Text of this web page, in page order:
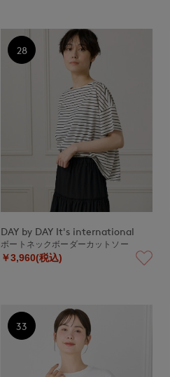
DAY by DAY It's international
ボートネックボーダーカットソー
￥3,960(税込)
28
33